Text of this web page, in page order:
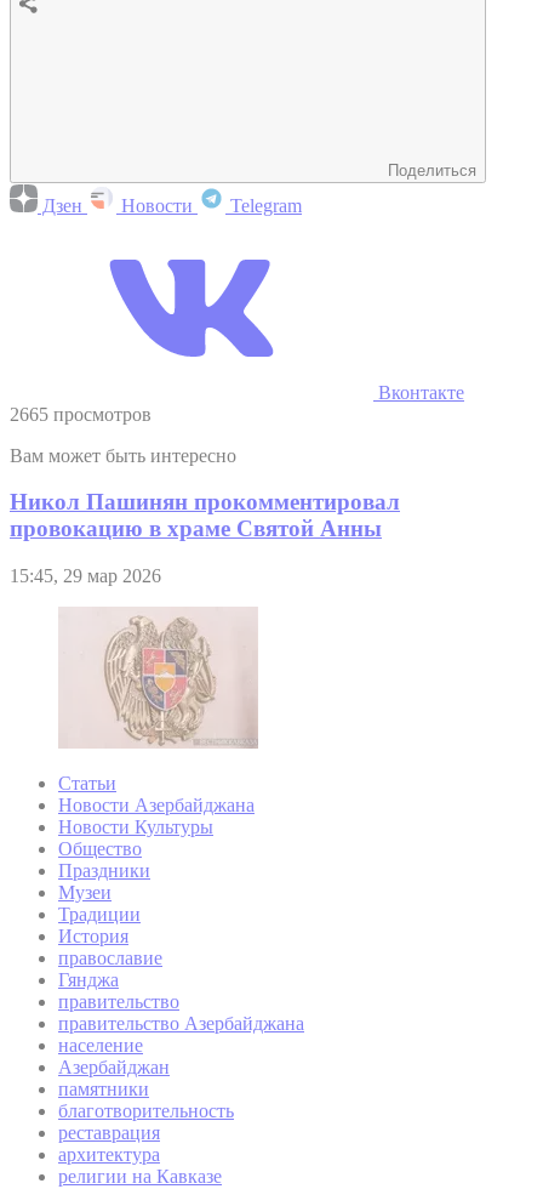
Поделиться
Дзен Новости Telegram
Вконтакте
2665 просмотров
Вам может быть интересно
Никол Пашинян прокомментировал
провокацию в храме Святой Анны
15:45, 29 мар 2026
Статьи
Новости Азербайджана
Новости Культуры
Общество
Праздники
Музеи
Традиции
История
православие
Гянджа
правительство
правительство Азербайджана
население
Азербайджан
памятники
благотворительность
реставрация
архитектура
религии на Кавказе